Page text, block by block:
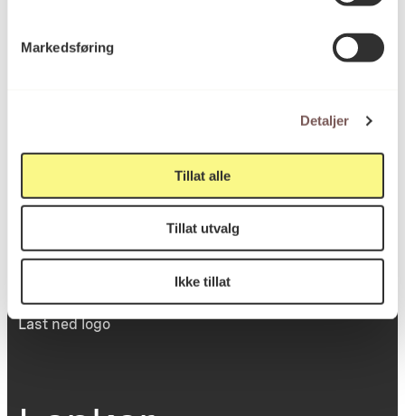
Markedsføring
Detaljer
Tillat alle
Tillat utvalg
Ikke tillat
inngang Løkkeveien,
Viktig info
Utbetaling og fakturering
Personvernerklæring
Dokumentasjonsskjema
Last ned logo